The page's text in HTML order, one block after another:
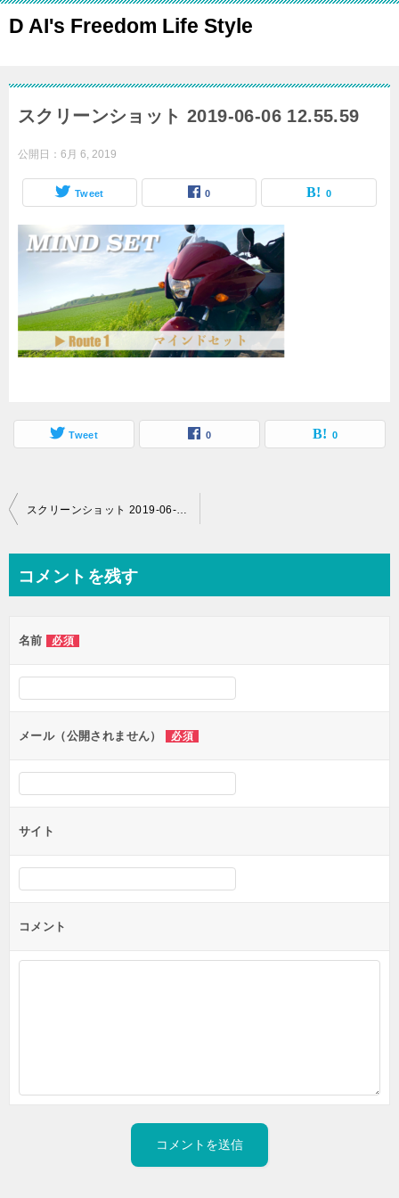
D AI's Freedom Life Style
スクリーンショット 2019-06-06 12.55.59
公開日： 6月 6, 2019
Tweet 0 0
Tweet 0 0
投
ビ
ー
シ
ン
スクリーンショット 2019-06-06 12.55.59
コメントを残す
名前 必須
メール（公開されません） 必須
サイト
コメント